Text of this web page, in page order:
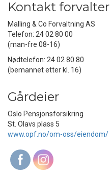
Kontakt forvalter
Malling & Co Forvaltning AS
Telefon: 24 02 80 00
(man-fre 08-16)
Nødtelefon: 24 02 80 80
(bemannet etter kl. 16)
Gårdeier
Oslo Pensjonsforsikring
St. Olavs plass 5
www.opf.no/om-oss/eiendom/